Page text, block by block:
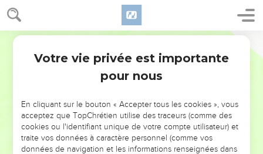
NE MANQUEZ PAS L’ÉVÉNEMENT
DE L’ANNÉE !
ET SI LEURS ERREURS POUVAIENT VOUS ÉVITER LES
VOTRES ?
Votre vie privée est importante
pour nous
En cliquant sur le bouton « Accepter tous les cookies », vous
acceptez que TopChrétien utilise des traceurs (comme des
cookies ou l'identifiant unique de votre compte utilisateur) et
traite vos données à caractère personnel (comme vos
données de navigation et les informations renseignées dans